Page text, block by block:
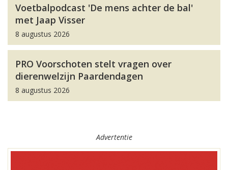
Voetbalpodcast 'De mens achter de bal'
met Jaap Visser
8 augustus 2026
PRO Voorschoten stelt vragen over
dierenwelzijn Paardendagen
8 augustus 2026
Advertentie